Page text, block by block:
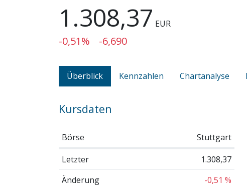
1.308,37 EUR
-0,51% -6,690
Überblick Kennzahlen Chartanalyse
Kursdaten
Börse
Stuttgart
Letzter
1.308,37
Änderung
-0,51 %